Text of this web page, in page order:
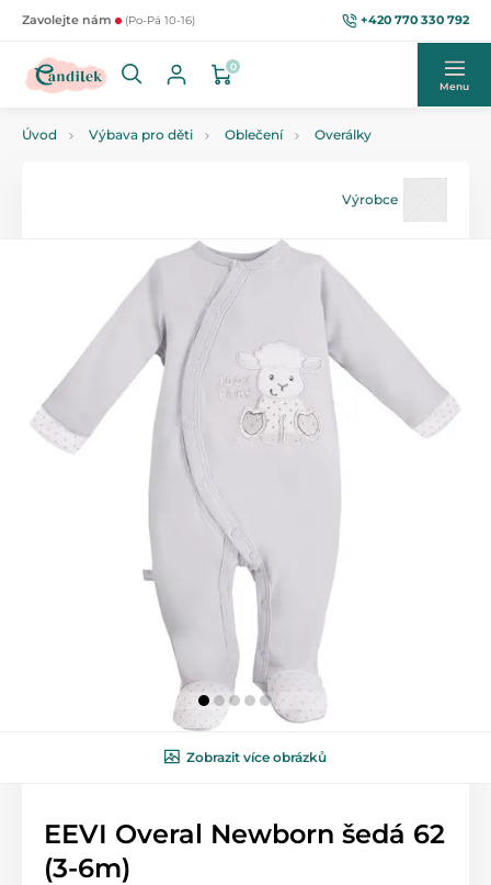
Zavolejte nám (Po-Pá 10-16) +420 770 330 792
0
Menu
Úvod Výbava pro děti Oblečení Overálky
Výrobce
Zobrazit více obrázků
EEVI Overal Newborn šedá 62
(3-6m)